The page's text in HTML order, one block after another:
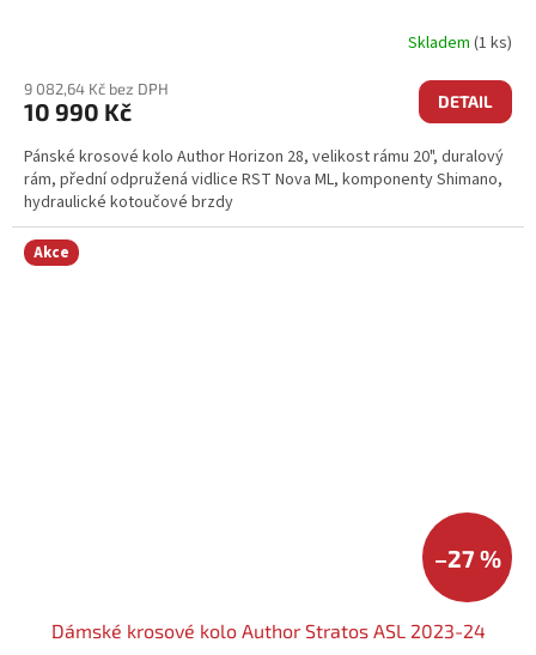
Skladem (1 ks)
9 082,64 Kč bez DPH
10 990 Kč DETAIL
Pánské krosové kolo Author Horizon 28, velikost rámu 20", duralový
rám, přední odpružená vidlice RST Nova ML, komponenty Shimano,
hydraulické kotoučové brzdy
Akce
–27 %
Dámské krosové kolo Author Stratos ASL 2023-24